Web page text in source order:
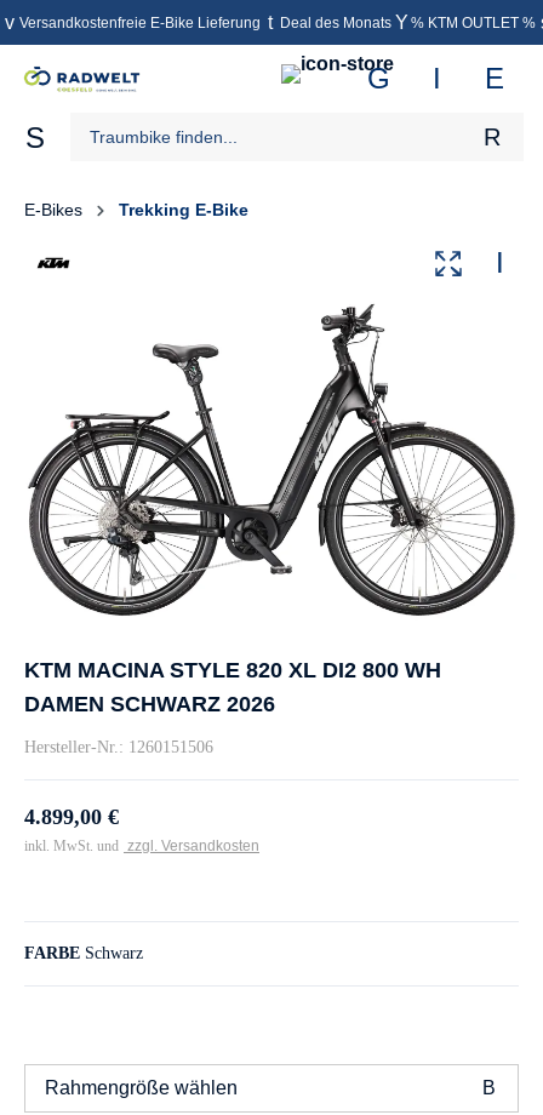
springen
Versandkostenfreie E-Bike Lieferung Deal des Monats % KTM OUTLET %
E-Bikes Trekking E-Bike
KTM MACINA STYLE 820 XL DI2 800 WH
DAMEN SCHWARZ 2026
Hersteller-Nr.: 1260151506
4.899,00 €
inkl. MwSt. und zzgl. Versandkosten
FARBE Schwarz
Rahmengröße wählen